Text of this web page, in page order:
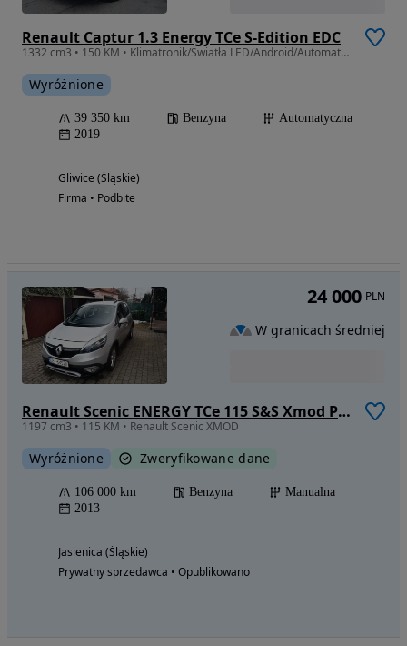
Renault Captur 1.3 Energy TCe S-Edition EDC
1332 cm3 • 150 KM • Klimatronik/Światła LED/Android/Automat/Kamera/39TyśKm
Wyróżnione
39 350 km Benzyna
Automatyczna
2019
Gliwice (Śląskie)
Firma • Podbite
Renault Scenic ENERGY TCe 115 S&S Xmod Paris
1197 cm3 • 115 KM • Renault Scenic XMOD
Wyróżnione Zweryfikowane dane
106 000 km Benzyna
Manualna
2013
Jasienica (Śląskie)
Prywatny sprzedawca • Opublikowano
24 000 PLN
W granicach średniej